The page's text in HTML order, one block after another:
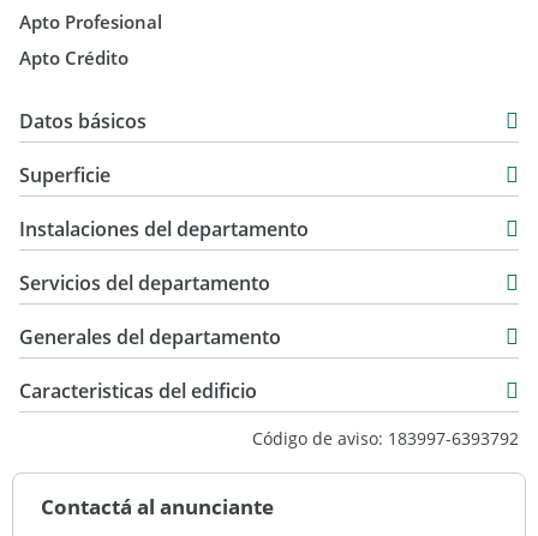
Apto Profesional
Apto Crédito
Datos básicos
Venta
USD 94.995
Superficie
76 m2
Instalaciones del departamento
Servicios del departamento
Generales del departamento
Caracteristicas del edificio
Standard
Código de aviso: 183997-6393792
Contactá al anunciante